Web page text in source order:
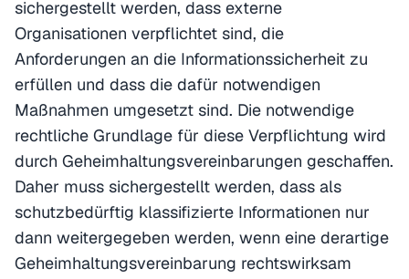
sichergestellt werden, dass externe
Organisationen verpflichtet sind, die
Anforderungen an die Informationssicherheit zu
erfüllen und dass die dafür notwendigen
Maßnahmen umgesetzt sind. Die notwendige
rechtliche Grundlage für diese Verpflichtung wird
durch Geheimhaltungsvereinbarungen geschaffen.
Daher muss sichergestellt werden, dass als
schutzbedürftig klassifizierte Informationen nur
dann weitergegeben werden, wenn eine derartige
Geheimhaltungsvereinbarung rechtswirksam